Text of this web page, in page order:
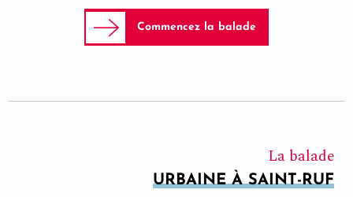
Commencez la balade
La balade
URBAINE À SAINT-RUF